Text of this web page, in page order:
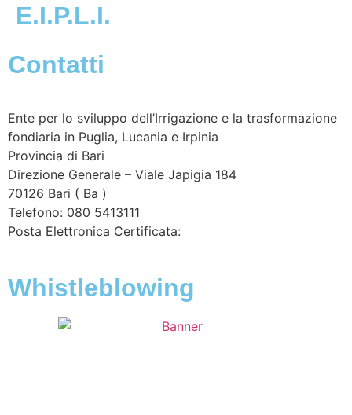
E.I.P.L.I.
Contatti
Ente per lo sviluppo dell’Irrigazione e la trasformazione
fondiaria in Puglia, Lucania e Irpinia
Provincia di Bari
Direzione Generale – Viale Japigia 184
70126 Bari ( Ba )
Telefono: 080 5413111
Posta Elettronica Certificata:
Whistleblowing